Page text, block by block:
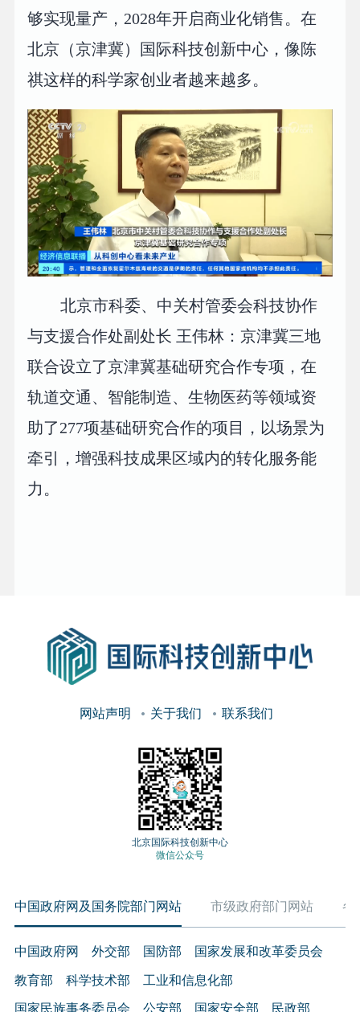
够实现量产，2028年开启商业化销售。在
北京（京津冀）国际科技创新中心，像陈
祺这样的科学家创业者越来越多。
北京市科委、中关村管委会科技协作
与支援合作处副处长 王伟林：京津冀三地
联合设立了京津冀基础研究合作专项，在
轨道交通、智能制造、生物医药等领域资
助了277项基础研究合作的项目，以场景为
牵引，增强科技成果区域内的转化服务能
力。
网站声明 关于我们 联系我们
北京国际科技创新中心
微信公众号
中国政府网及国务院部门网站 市级政府部门网站 各
中国政府网 外交部 国防部 国家发展和改革委员会
教育部 科学技术部 工业和信息化部
国家民族事务委员会 公安部 国家安全部 民政部